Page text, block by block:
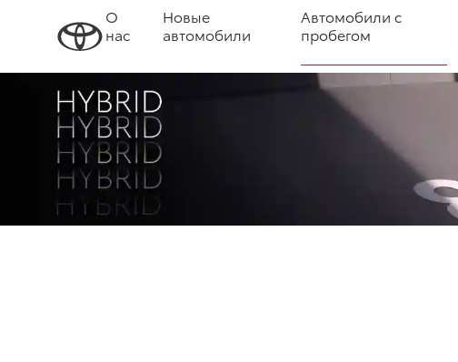
О
нас
Новые
автомобили
Автомобили с
пробегом